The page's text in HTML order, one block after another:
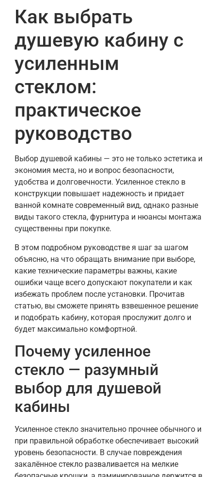
Как выбрать
душевую кабину с
усиленным
стеклом:
практическое
руководство
Выбор душевой кабины — это не только эстетика и
экономия места, но и вопрос безопасности,
удобства и долговечности. Усиленное стекло в
конструкции повышает надежность и придает
ванной комнате современный вид, однако разные
виды такого стекла, фурнитура и нюансы монтажа
существенны при покупке.
В этом подробном руководстве я шаг за шагом
объясню, на что обращать внимание при выборе,
какие технические параметры важны, какие
ошибки чаще всего допускают покупатели и как
избежать проблем после установки. Прочитав
статью, вы сможете принять взвешенное решение
и подобрать кабину, которая прослужит долго и
будет максимально комфортной.
Почему усиленное
стекло — разумный
выбор для душевой
кабины
Усиленное стекло значительно прочнее обычного и
при правильной обработке обеспечивает высокий
уровень безопасности. В случае повреждения
закалённое стекло разваливается на мелкие